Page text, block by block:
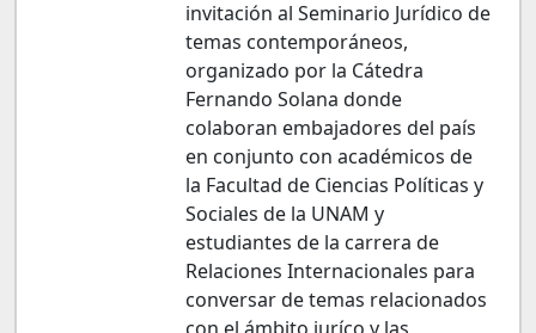
invitación al Seminario Jurídico de
temas contemporáneos,
organizado por la Cátedra
Fernando Solana donde
colaboran embajadores del país
en conjunto con académicos de
la Facultad de Ciencias Políticas y
Sociales de la UNAM y
estudiantes de la carrera de
Relaciones Internacionales para
conversar de temas relacionados